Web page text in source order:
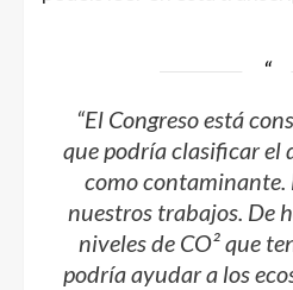
“El Congreso está
que podría clasificar el
como contaminante.
nuestros trabajos. De
niveles de CO² que
podría ayudar a los